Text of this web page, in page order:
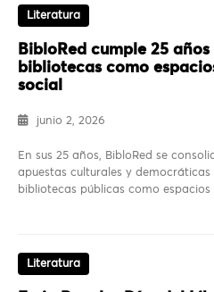
Literatura
BibloRed cumple 25
bibliotecas como
social
junio 2, 2026
En sus 25 años, BibloRed se
apuestas culturales y
bibliotecas públicas como
Literatura